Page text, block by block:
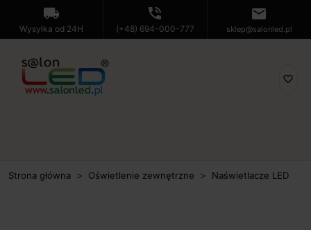
local_shipping
Wysyłka od 24H
phone_in_talk
(+48) 694-000-777
mail
sklep@salonled.pl
favorite_border
Strona główna Oświetlenie zewnętrzne Naświetlacze LED